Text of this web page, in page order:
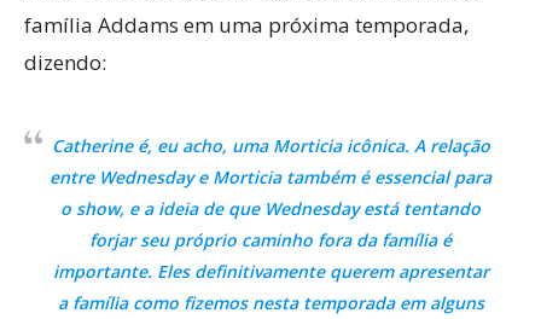
família Addams em uma próxima temporada,
dizendo:
Catherine é, eu acho, uma Morticia icônica. A relação
entre Wednesday e Morticia também é essencial para
o show, e a ideia de que Wednesday está tentando
forjar seu próprio caminho fora da família é
importante. Eles definitivamente querem apresentar
a família como fizemos nesta temporada em alguns